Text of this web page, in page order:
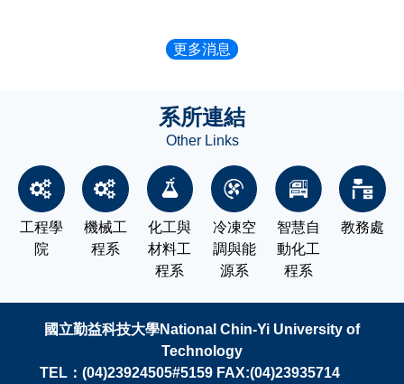
更多消息
系所連結
Other Links
工程學
院
機械工
程系
化工與
材料工
程系
冷凍空
調與能
源系
智慧自
動化工
程系
教務處
國立勤益科技大學National Chin-Yi University of
Technology
TEL：(04)23924505#5159 FAX:(04)23935714